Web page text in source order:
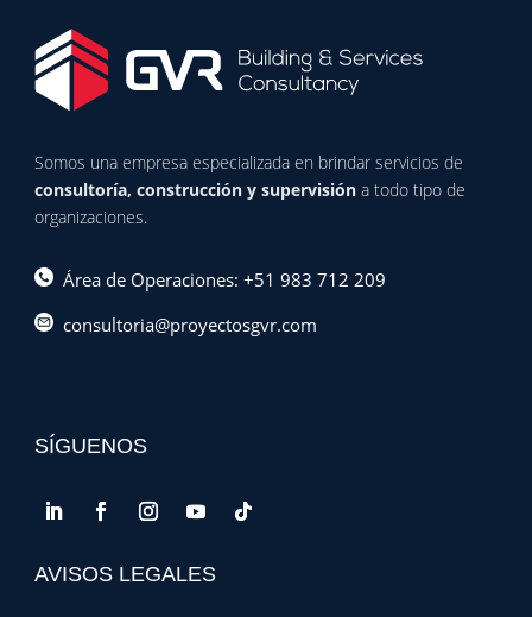
Somos una empresa especializada en brindar servicios de
consultoría, construcción y supervisión a todo tipo de
organizaciones.
Área de Operaciones: +51 983 712 209
consultoria@proyectosgvr.com
SÍGUENOS
AVISOS LEGALES